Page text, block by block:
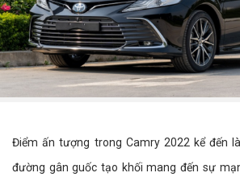
Điểm ấn tượng trong Camry 2022 kể đến
đường gân guốc tạo khối mang đến sự